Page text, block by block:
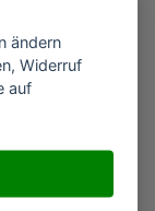
ändern
Widerruf
auf